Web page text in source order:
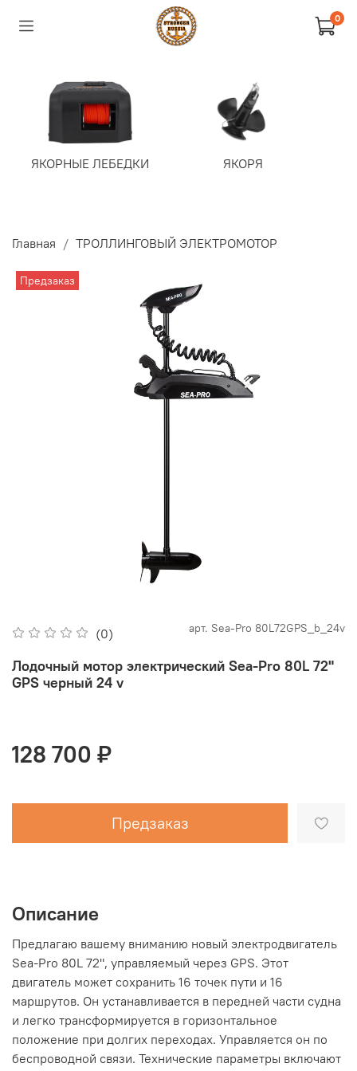
0
ЯКОРНЫЕ ЛЕБЕДКИ ЯКОРЯ
Главная ТРОЛЛИНГОВЫЙ ЭЛЕКТРОМОТОР
Предзаказ
(0) арт. Sea-Pro 80L72GPS_b_24v
Лодочный мотор электрический Sea-Pro 80L 72"
GPS черный 24 v
128 700 ₽
Предзаказ
Описание
Предлагаю вашему вниманию новый электродвигатель
Sea-Pro 80L 72", управляемый через GPS. Этот
двигатель может сохранить 16 точек пути и 16
маршрутов. Он устанавливается в передней части судна
и легко трансформируется в горизонтальное
положение при долгих переходах. Управляется он по
беспроводной связи. Технические параметры включают